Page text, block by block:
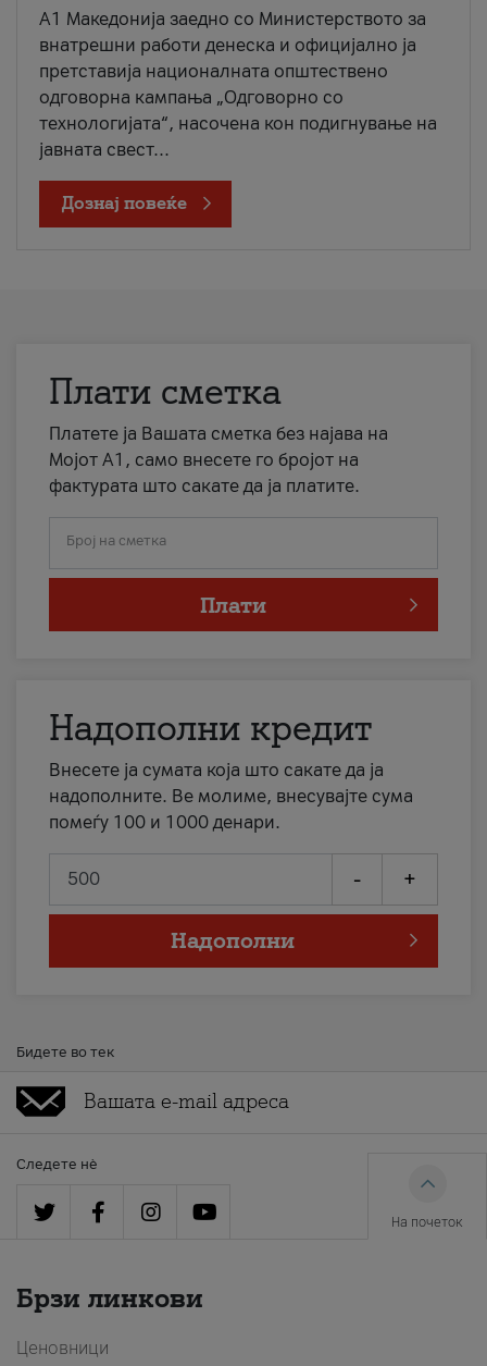
A1 Македонија заедно со Министерството за
внатрешни работи денеска и официјално ја
претставија националната општествено
одговорна кампања „Одговорно со
технологијата“, насочена кон подигнување на
јавната свест...
Дознај повеќе
Плати сметка
Платете ја Вашата сметка без најава на
Мојот А1, само внесете го бројот на
фактурата што сакате да ја платите.
Број на сметка
Плати
Надополни кредит
Внесете ја сумата која што сакате да ја
надополните. Ве молиме, внесувајте сума
помеѓу 100 и 1000 денари.
- +
Надополни
Бидете во тек
Следете нè
На почеток
Брзи линкови
Ценовници